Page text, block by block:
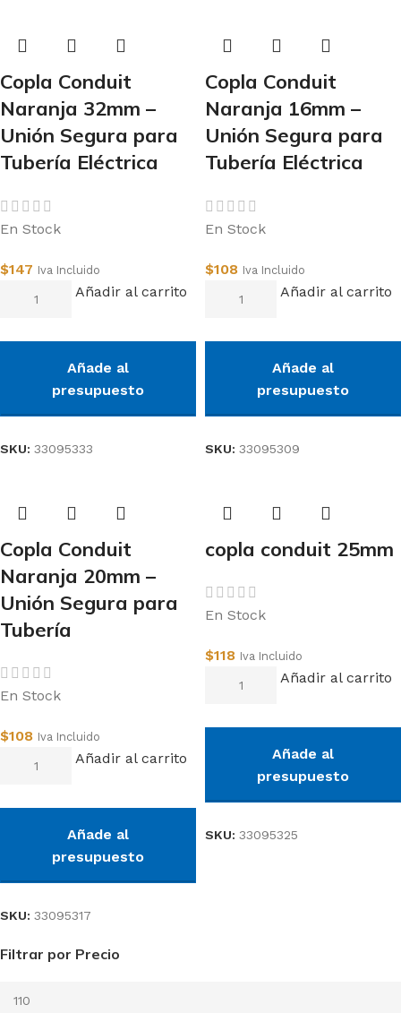
Filtrar por Precio
Copla Conduit
Naranja 32mm –
Unión Segura para
Tubería Eléctrica
En Stock
$147 Iva Incluido
Añadir al carrito
Añade al
presupuesto
SKU: 33095333
Copla Conduit
Naranja 16mm –
Unión Segura para
Tubería Eléctrica
En Stock
$108 Iva Incluido
Añadir al carrito
Añade al
presupuesto
SKU: 33095309
Copla Conduit
Naranja 20mm –
Unión Segura para
Tubería
En Stock
$108 Iva Incluido
Añadir al carrito
Añade al
presupuesto
SKU: 33095317
copla conduit 25mm
En Stock
$118 Iva Incluido
Añadir al carrito
Añade al
presupuesto
SKU: 33095325